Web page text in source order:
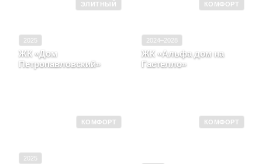
ЭЛИТНЫЙ
2025
ЖК «Дом
Петропавловский»
КОМФОРТ
2024–2028
ЖК «Альфа дом на
Гастелло»
КОМФОРТ
2025
КОМФОРТ